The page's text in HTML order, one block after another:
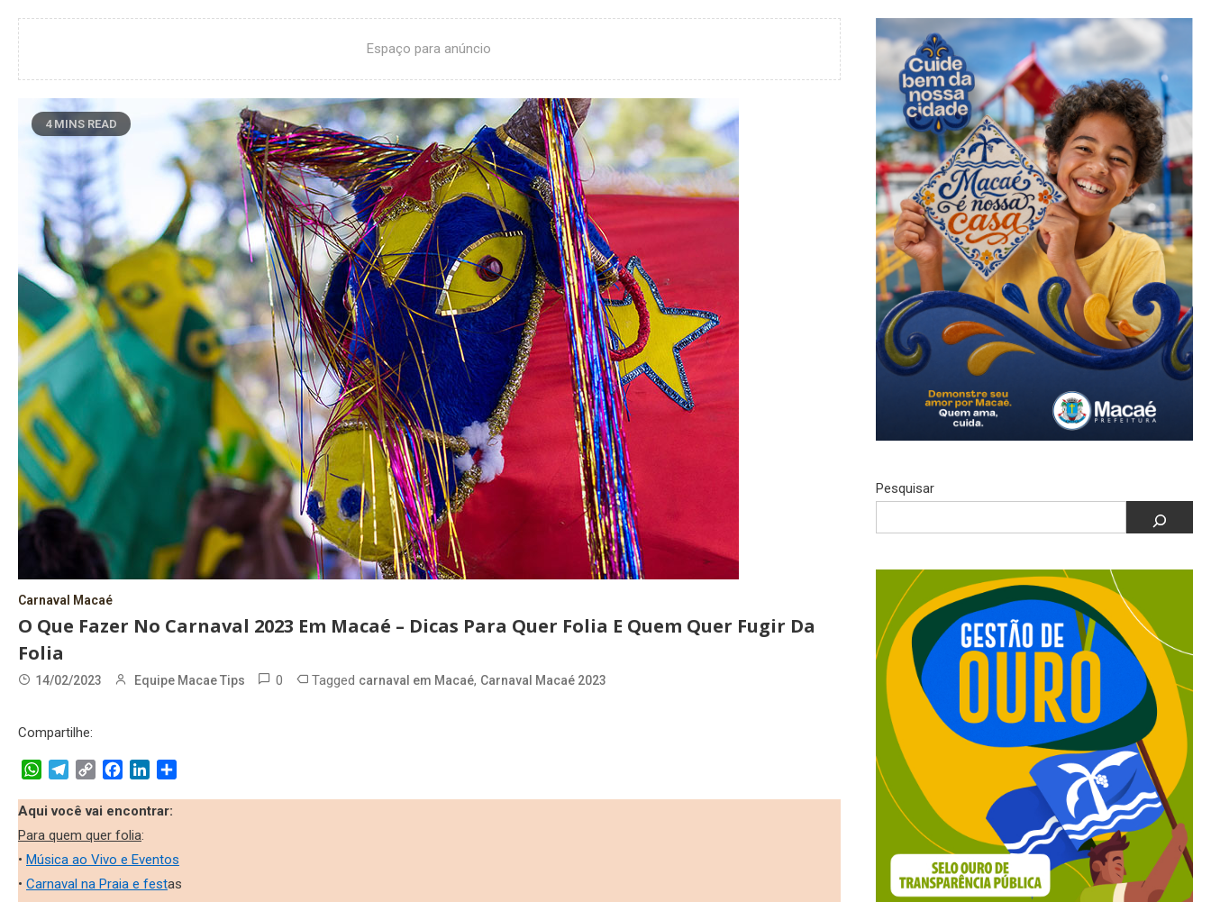
Espaço para anúncio
4 MINS READ
Carnaval Macaé
O Que Fazer No Carnaval 2023 Em Macaé – Dicas Para Quer Folia E Quem Quer Fugir Da
Folia
14/02/2023 Equipe Macae Tips 0 Tagged carnaval em Macaé, Carnaval Macaé 2023
Compartilhe:
WhatsApp
Telegram
Copy
FacebookLinkedIn
Aqui você vai encontrar:
Para quem quer folia:
• Música ao Vivo e Eventos
• Carnaval na Praia e festas
Pesquisar